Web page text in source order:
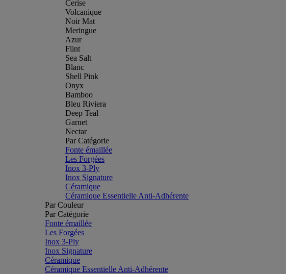
Cerise
Volcanique
Noir Mat
Meringue
Azur
Flint
Sea Salt
Blanc
Shell Pink
Onyx
Bamboo
Bleu Riviera
Deep Teal
Garnet
Nectar
Par Catégorie
Fonte émaillée
Les Forgées
Inox 3-Ply
Inox Signature
Céramique
Céramique Essentielle Anti-Adhérente
Par Couleur
Par Catégorie
Fonte émaillée
Les Forgées
Inox 3-Ply
Inox Signature
Céramique
Céramique Essentielle Anti-Adhérente